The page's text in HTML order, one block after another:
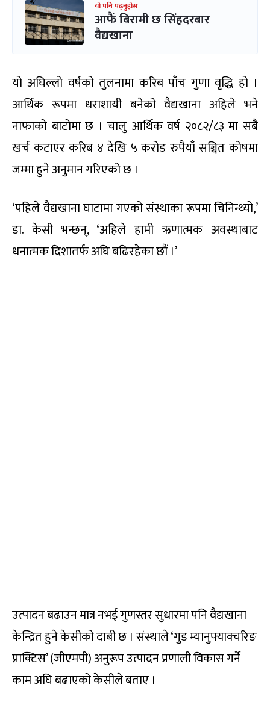
यो पनि पढ्नुहोस
आफैं बिरामी छ सिंहदरबार
वैद्यखाना
यो अघिल्लो वर्षको तुलनामा करिब पाँच गुणा वृद्धि हो ।
आर्थिक रूपमा धराशायी बनेको वैद्यखाना अहिले भने
नाफाको बाटोमा छ । चालु आर्थिक वर्ष २०८२/८३ मा सबै
खर्च कटाएर करिब ४ देखि ५ करोड रुपैयाँ सञ्चित कोषमा
जम्मा हुने अनुमान गरिएको छ ।
‘पहिले वैद्यखाना घाटामा गएको संस्थाका रूपमा चिनिन्थ्यो,’
डा. केसी भन्छन्, ‘अहिले हामी ऋणात्मक अवस्थाबाट
धनात्मक दिशातर्फ अघि बढिरहेका छौं ।’
उत्पादन बढाउन मात्र नभई गुणस्तर सुधारमा पनि वैद्यखाना
केन्द्रित हुने केसीको दाबी छ । संस्थाले ‘गुड म्यानुफ्याक्चरिङ
प्राक्टिस’ (जीएमपी) अनुरूप उत्पादन प्रणाली विकास गर्ने
काम अघि बढाएको केसीले बताए ।